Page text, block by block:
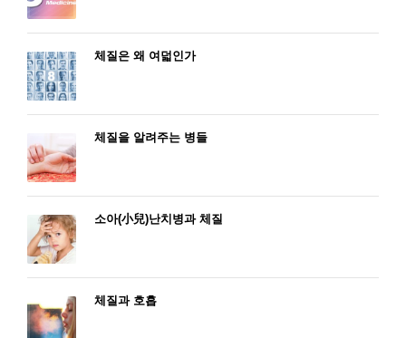
체질은 왜 여덟인가
체질을 알려주는 병들
소아(小兒)난치병과 체질
체질과 호흡